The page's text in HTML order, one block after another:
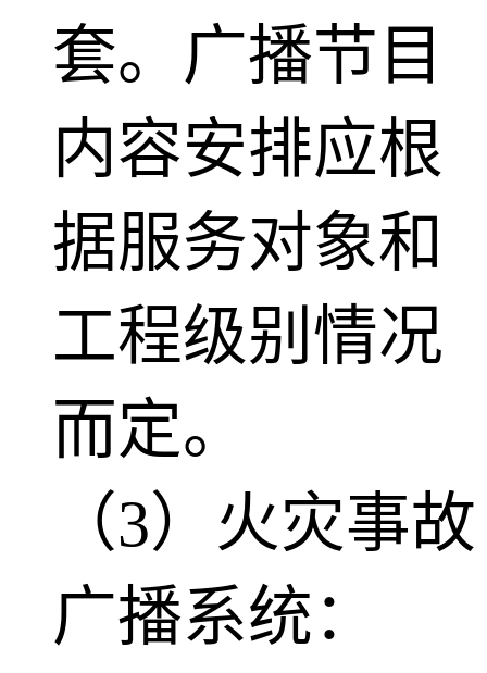
套。广播节目
内容安排应根
据服务对象和
工程级别情况
而定。
（3）火灾事故
广播系统：